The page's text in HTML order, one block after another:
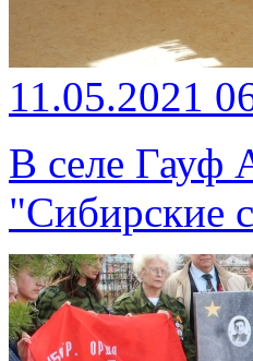
11.05.2021
В селе Гауф
"Сибирские